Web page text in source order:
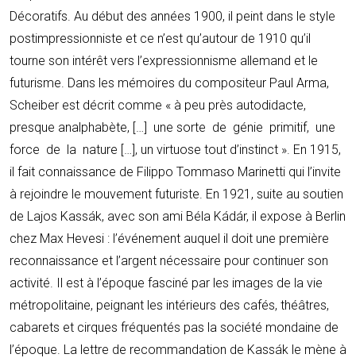
Décoratifs. Au début des années 1900, il peint dans le style
postimpressionniste et ce n’est qu’autour de 1910 qu’il
tourne son intérêt vers l’expressionnisme allemand et le
futurisme. Dans les mémoires du compositeur Paul Arma,
Scheiber est décrit comme « à peu près autodidacte,
presque analphabète, […] une sorte de génie primitif, une
force de la nature […], un virtuose tout d’instinct ». En 1915,
il fait connaissance de Filippo Tommaso Marinetti qui l’invite
à rejoindre le mouvement futuriste. En 1921, suite au soutien
de Lajos Kassák, avec son ami Béla Kádár, il expose à Berlin
chez Max Hevesi : l’événement auquel il doit une première
reconnaissance et l’argent nécessaire pour continuer son
activité. Il est à l’époque fasciné par les images de la vie
métropolitaine, peignant les intérieurs des cafés, théâtres,
cabarets et cirques fréquentés pas la société mondaine de
l’époque. La lettre de recommandation de Kassák le mène à